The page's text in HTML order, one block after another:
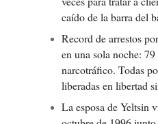
caído de la barra del
Record de arrestos
en una sola noche: 79
narcotráfico. Todas
liberadas en libertad
La esposa de Yeltsin